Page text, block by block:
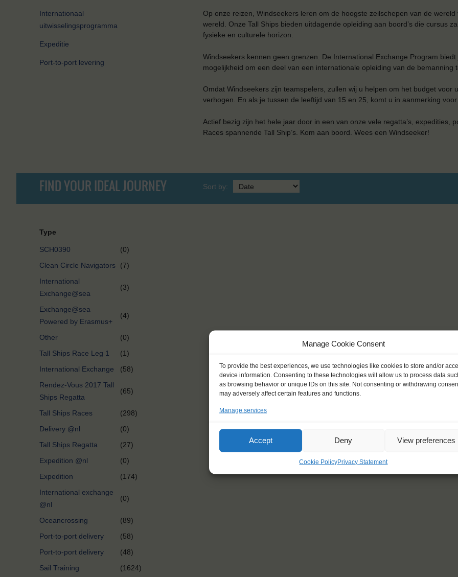
Manage Cookie Consent
To provide the best experiences, we use technologies like cookies to store and/or
device information. Consenting to these technologies will allow us to process data
as browsing behavior or unique IDs on this site. Not consenting or withdrawing
may adversely affect certain features and functions.
Manage services
Accept Deny View preferences
Cookie PolicyPrivacy Statement
Internationaal
uitwisselingsprogramma
Expeditie
Port-to-port levering
Op onze reizen, Windseekers leren om de hoogste zeilschepen van de
wereld. Onze Tall Ships bieden uitdagende opleiding aan boord’s die cursus
fysieke en culturele horizon.
Windseekers kennen geen grenzen. De International Exchange Program
mogelijkheid om een ​​deel van een internationale opleiding van de bemanning
Omdat Windseekers zijn teamspelers, zullen wij u helpen om het budget voor
verhogen. En als je tussen de leeftijd van 15 en 25, komt u in aanmerking
Actief bezig zijn het hele jaar door in een van onze vele regatta’s, expedities,
Races spannende Tall Ship’s. Kom aan boord. Wees een Windseeker!
FIND YOUR IDEAL JOURNEY Sort by:
Type
SCH0390
(0)
Clean Circle Navigators
(7)
International
Exchange@sea
(3)
Exchange@sea
Powered by Erasmus+
(4)
Other
(0)
Tall Ships Race Leg 1
(1)
International Exchange
(58)
Rendez-Vous 2017 Tall
Ships Regatta
(65)
Tall Ships Races
(298)
Delivery @nl
(0)
Tall Ships Regatta
(27)
Expedition @nl
(0)
Expedition
(174)
International exchange
@nl
(0)
Oceancrossing
(89)
Port-to-port delivery
(58)
Port-to-port delivery
(48)
Sail Training
(1624)